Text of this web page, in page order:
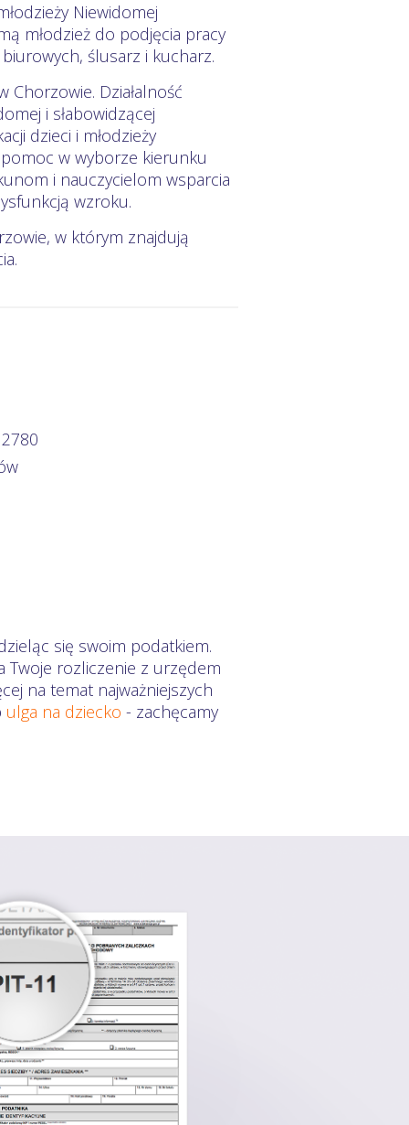
Niewidomej
młodzież do podjęcia pracy
ślusarz i kucharz.
Działalność
i słabowidzącej
dzieci i młodzieży
w wyborze kierunku
i nauczycielom wsparcia
wzroku.
w którym znajdują
się swoim podatkiem.
Twoje rozliczenie z urzędem
na temat najważniejszych
ulga na dziecko - zachęcamy